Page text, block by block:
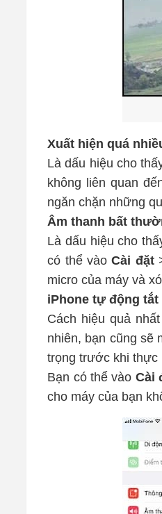
Xuất hiện quá
Là dấu hiệu cho
không liên quan
ngăn chặn những
Âm thanh bất
Là dấu hiệu cho
có thể vàoCài đặt
micro của máy và
iPhone tự động
Cách hiệu quả
nhiên, bạn cũng sẽ
trọng trước khi thực
Bạn có thể vào Cài
cho máy của bạn